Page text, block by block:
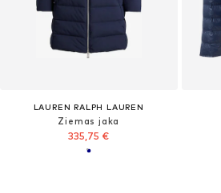
LAUREN RALPH LAUREN
Ziemas jaka
335,75 €